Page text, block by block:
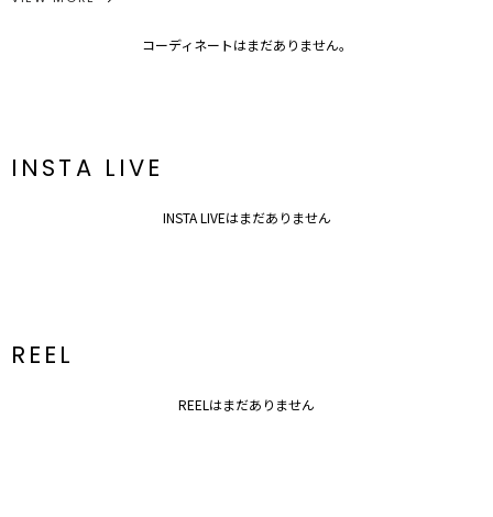
コーディネートはまだありません。
INSTA LIVE
INSTA LIVEはまだありません
REEL
REELはまだありません